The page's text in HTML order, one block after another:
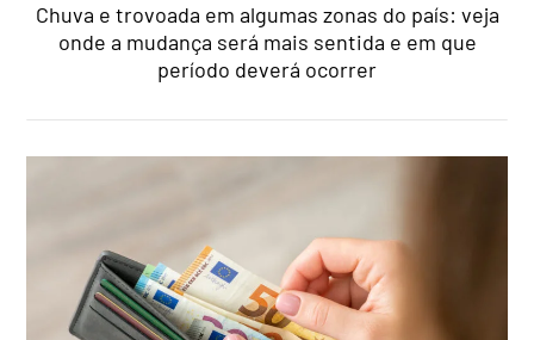
Chuva e trovoada em algumas zonas do país: veja
onde a mudança será mais sentida e em que
período deverá ocorrer